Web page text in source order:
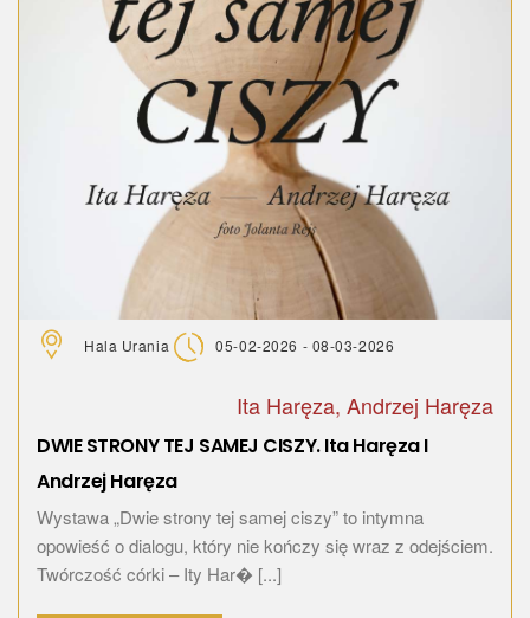
Hala Urania 05-02-2026 - 08-03-2026
Ita Haręza, Andrzej Haręza
DWIE STRONY TEJ SAMEJ CISZY. Ita Haręza I
Andrzej Haręza
Wystawa „Dwie strony tej samej ciszy” to intymna
opowieść o dialogu, który nie kończy się wraz z odejściem.
Twórczość córki – Ity Har� [...]